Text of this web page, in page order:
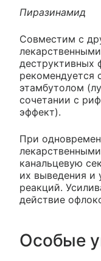
Пиразинамид
Совместим с
деструктивных
рекомендуется
этамбутолом
сочетании с
эффект).
При
канальцевую
их выведения и
реакций.
действие
Особые